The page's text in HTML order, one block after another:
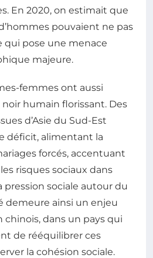
En 2020, on estimait que
pouvaient ne pas
qui pose une menace
majeure.
femmes ont aussi
humain florissant. Des
d’Asie du Sud-Est
déficit, alimentant la
forcés, accentuant
risques sociaux dans
pression sociale autour du
demeure ainsi un enjeu
dans un pays qui
de rééquilibrer ces
la cohésion sociale.